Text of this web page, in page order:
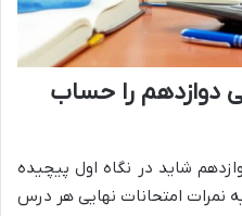
دوازدهم را حساب
شاید در نگاه اول پیچیده
نمرات امتحانات نهایی هر درس